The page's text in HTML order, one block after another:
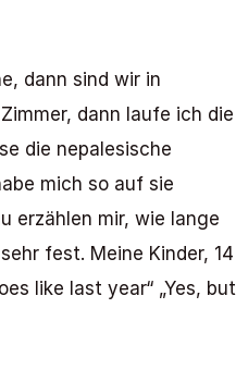
dann sind wir in
dann laufe ich die
die nepalesische
mich so auf sie
erzählen mir, wie lange
fest. Meine Kinder, 14
like last year“ „Yes, but